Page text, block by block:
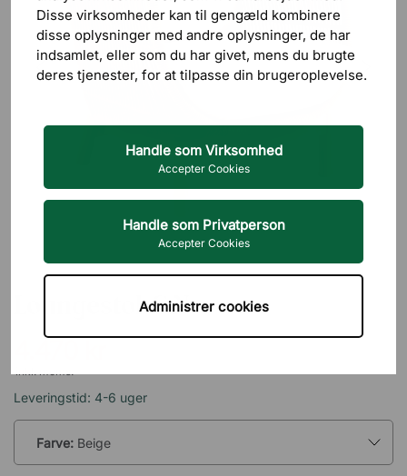
Disse virksomheder kan til gengæld kombinere
disse oplysninger med andre oplysninger, de har
indsamlet, eller som du har givet, mens du brugte
deres tjenester, for at tilpasse din brugeroplevelse.
Handle som Virksomhed
Accepter Cookies
Handle som Privatperson
Accepter Cookies
Administrer cookies
SCANDINAVIAN SELECTION
Loungestol C.N
inkl. moms.
Leveringstid: 4-6 uger
Farve: Beige